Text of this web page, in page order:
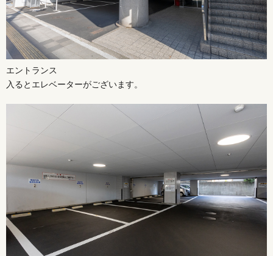
エントランス
入るとエレベーターがございます。